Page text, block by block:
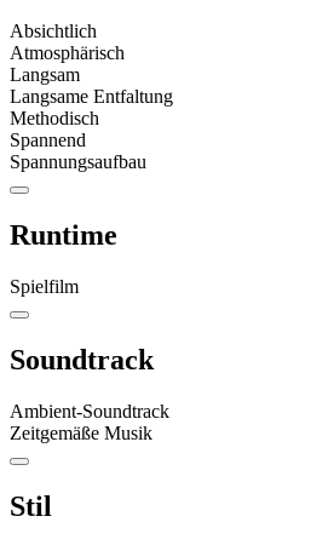
Absichtlich
Atmosphärisch
Langsam
Langsame Entfaltung
Methodisch
Spannend
Spannungsaufbau
Runtime
Spielfilm
Soundtrack
Ambient-Soundtrack
Zeitgemäße Musik
Stil